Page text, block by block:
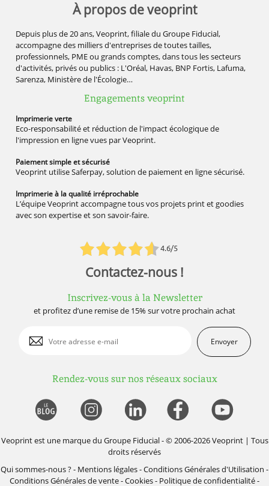
À propos de veoprint
Depuis plus de 20 ans, Veoprint, filiale du Groupe Fiducial,
accompagne des milliers d'entreprises de toutes tailles,
professionnels, PME ou grands comptes, dans tous les secteurs
d'activités, privés ou publics : L'Oréal, Havas, BNP Fortis, Lafuma,
Sarenza, Ministère de l'Écologie…
Engagements veoprint
4.6/5
Imprimerieverte
Eco-responsabilité et réduction de l'impact écologique de
l'impression en ligne vues par Veoprint.
Paiement simpleet sécurisé
Veoprint utilise Saferpay, solution de paiement en ligne sécurisé.
Imprimerie à la qualité irréprochable
L’équipe Veoprint accompagne tous vos projets print et goodies
avec son expertise et son savoir-faire.
Contactez-nous !
Inscrivez-vous à la Newsletter
et profitez d’une remise de 15% sur votre prochain achat
Envoyer
Rendez-vous sur nos réseaux sociaux
Veoprint est une marque du Groupe Fiducial- © 2006-2026 Veoprint | Tous
droits réservés
Qui sommes-nous ?- Mentions légales-Conditions Générales d'Utilisation -
Conditions Générales de vente-Cookies- Politique de confidentialité-